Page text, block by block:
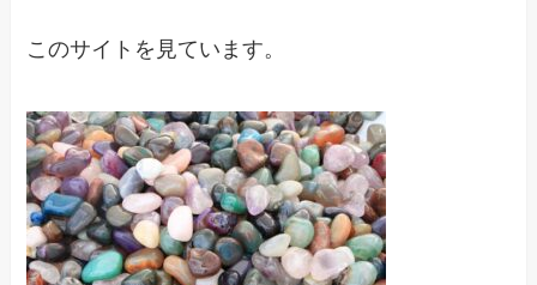
このサイトを見ています。